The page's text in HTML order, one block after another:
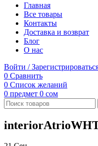
Главная
Все товары
Контакты
Доставка и возврат
Блог
О нас
Войти /
0 Сравнить
0 Список желаний
0 предмет 0 сом